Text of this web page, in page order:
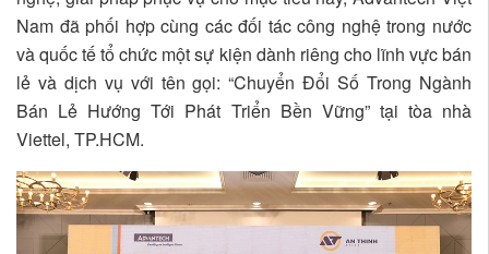
Nam đã phối hợp cùng các đối tác công nghệ trong nước
và quốc tế tổ chức một sự kiện dành riêng cho lĩnh vực bán
lẻ và dịch vụ với tên gọi: “Chuyển Đổi Số Trong Ngành
Bán Lẻ Hướng Tới Phát Triển Bền Vững” tại tòa nhà
Viettel, TP.HCM.